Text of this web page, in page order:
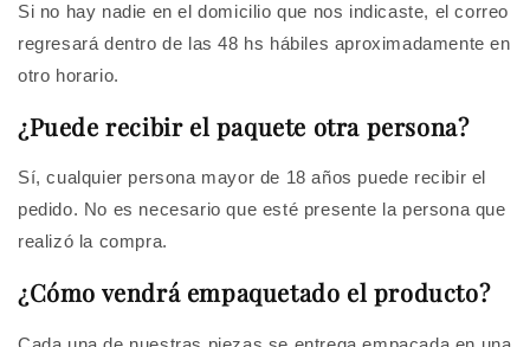
Si no hay nadie en el domicilio que nos indicaste, el correo
regresará dentro de las 48 hs hábiles aproximadamente en
otro horario.
¿Puede recibir el paquete otra persona?
Sí, cualquier persona mayor de 18 años puede recibir el
pedido. No es necesario que esté presente la persona que
realizó la compra.
¿Cómo vendrá empaquetado el producto?